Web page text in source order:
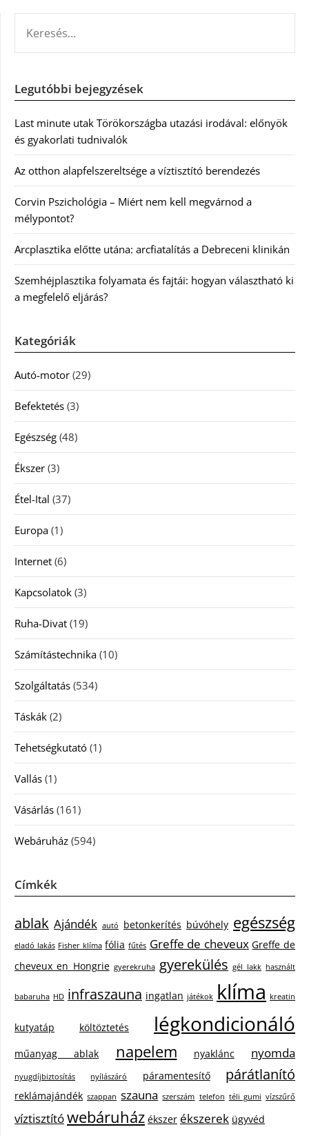
Legutóbbi bejegyzések
Last minute utak Törökországba utazási irodával: előnyök
és gyakorlati tudnivalók
Az otthon alapfelszereltsége a víztisztító berendezés
Corvin Pszichológia – Miért nem kell megvárnod a
mélypontot?
Arcplasztika előtte utána: arcfiatalítás a Debreceni klinikán
Szemhéjplasztika folyamata és fajtái: hogyan választható ki
a megfelelő eljárás?
Kategóriák
Autó-motor (29)
Befektetés (3)
Egészség (48)
Ékszer (3)
Étel-Ital (37)
Europa (1)
Internet (6)
Kapcsolatok (3)
Ruha-Divat (19)
Számítástechnika (10)
Szolgáltatás (534)
Táskák (2)
Tehetségkutató (1)
Vallás (1)
Vásárlás (161)
Webáruház (594)
Címkék
ablak Ajándék autó betonkerítés búvóhely egészség
eladó lakás Fisher klíma fólia fűtés Greffe de cheveux Greffe de
cheveux en Hongrie gyerekruha gyerekülés gél lakk használt
babaruha HD infraszauna ingatlan játékok klíma kreatin
kutyatáp költöztetés légkondicionáló
műanyag ablak napelem nyaklánc nyomda
nyugdíjbiztosítás nyílászáró páramentesítő párátlanító
reklámajándék szappan szauna szerszám telefon téli gumi vízszűrő
víztisztítówebáruház ékszer ékszerek ügyvéd